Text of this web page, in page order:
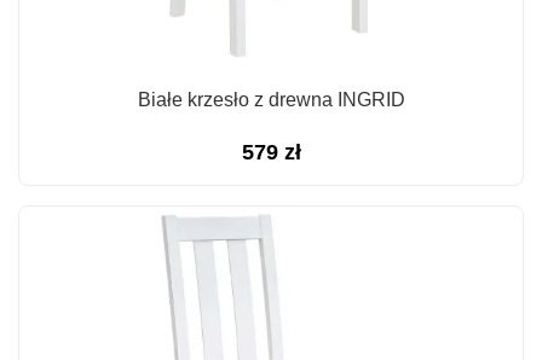
Białe krzesło z drewna INGRID
579 zł